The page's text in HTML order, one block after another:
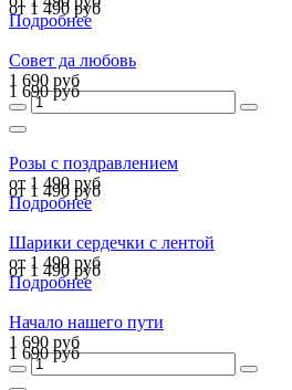
от 1 490 руб
Подробнее
Совет да любовь
1 690 руб
1 690 руб
Розы с поздравлением
от 1 490 руб
от 1 490 руб
Подробнее
Шарики сердечки c лентой
от 1 490 руб
от 1 490 руб
Подробнее
Начало нашего пути
1 690 руб
1 690 руб